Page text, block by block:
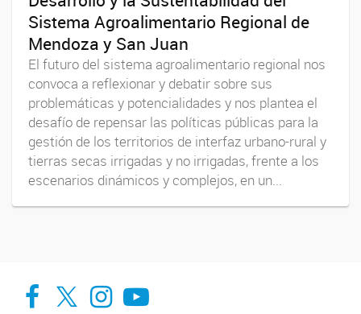
Sistema Agroalimentario Regional de
Mendoza y San Juan
El futuro del sistema agroalimentario regional nos
convoca a reflexionar y debatir sobre sus
problemáticas y potencialidades y nos plantea el
desafío de repensar las políticas públicas para la
gestión de los territorios de interfaz urbano-rural y
tierras secas irrigadas y no irrigadas, frente a los
escenarios dinámicos y complejos, en un...
Facebook
Twitter
Instagram
Youtube